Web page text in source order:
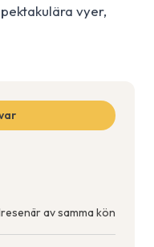
vyer,
av samma kön